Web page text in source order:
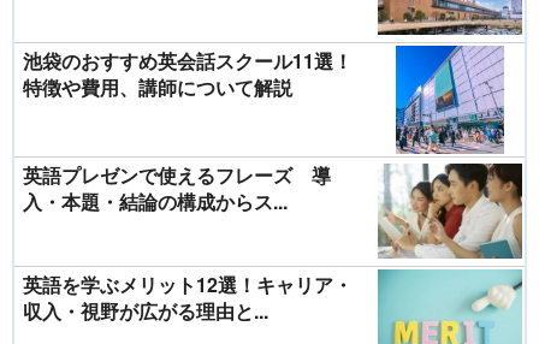
池袋のおすすめ英会話スクール11選！
特徴や費用、講師について解説
英語プレゼンで使えるフレーズ 導
入・本題・結論の構成からス...
英語を学ぶメリット12選！キャリア・
収入・視野が広がる理由と...